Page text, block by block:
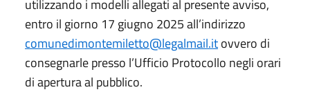
utilizzando i modelli allegati al presente avviso,
entro il giorno 17 giugno 2025 all’indirizzo
comunedimontemiletto@legalmail.itovvero di
consegnarle presso l’Ufficio Protocollo negli orari
di apertura al pubblico.